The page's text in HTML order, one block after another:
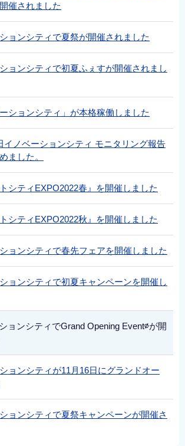
催されました
ョンシティで夏祭が開催されました
ョンシティで初夏ふぇすが開催されまし
ーションシティ」が本格稼働しました
イノベーションシティ モニタリング報告
ました。
トシティEXPO2022春』を開催しました
トシティEXPO2022秋』を開催しました
ョンシティで春先フェアを開催しました
ョンシティで初夏キャンペーンを開催し
ョンシティでGrand Opening Event∅が開
ョンシティが11月16日にグランドオー
ョンシティで夏祭キャンペーンが開催さ